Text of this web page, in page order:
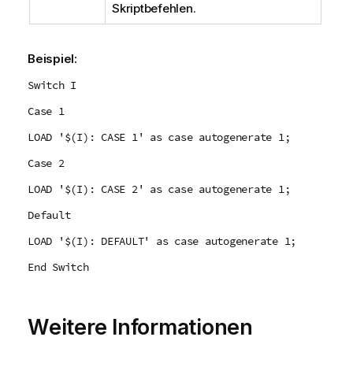
Skriptbefehlen.
Beispiel:
Switch I
Case 1
LOAD '$(I): CASE 1' as case autogenerate 1;
Case 2
LOAD '$(I): CASE 2' as case autogenerate 1;
Default
LOAD '$(I): DEFAULT' as case autogenerate 1;
End Switch
Weitere Informationen